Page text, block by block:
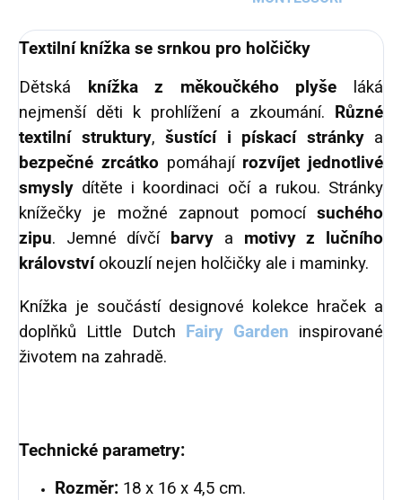
Textilní knížka se srnkou pro holčičky
Dětská knížka z měkoučkého plyše láká
nejmenší děti k prohlížení a zkoumání. Různé
textilní struktury, šustící i pískací stránkya
bezpečné zrcátko pomáhají rozvíjet jednotlivé
smysly dítěte i koordinaci očí a rukou. Stránky
knížečky je možné zapnout pomocí suchého
zipu. Jemné dívčíbarvy a motivy z lučního
královstvíokouzlí nejen holčičky ale i maminky.
Knížka je součástí designové kolekce hraček a
doplňků Little Dutch Fairy Garden inspirované
životem na zahradě.
Technické parametry:
Rozměr: 18 x 16 x 4,5 cm.